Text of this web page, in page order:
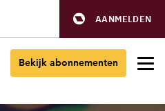
AANMELDEN
Bekijk abonnementen